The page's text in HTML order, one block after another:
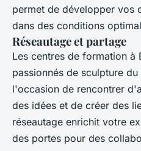
permet de développer vos
dans des conditions
Réseautage et partage
Les centres de formation à
passionnés de sculpture
l'occasion de rencontrer
des idées et de créer des
réseautage enrichit votre
des portes pour des